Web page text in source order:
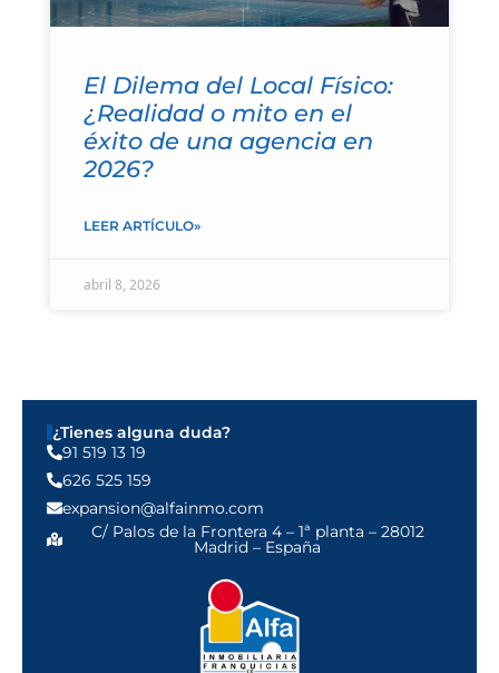
El Dilema del Local Físico:
¿Realidad o mito en el
éxito de una agencia en
2026?
LEER ARTÍCULO»
abril 8, 2026
¿Tienes alguna duda?
91 519 13 19
626 525 159
expansion@alfainmo.com
C/ Palos de la Frontera 4 – 1ª planta – 28012
Madrid – España